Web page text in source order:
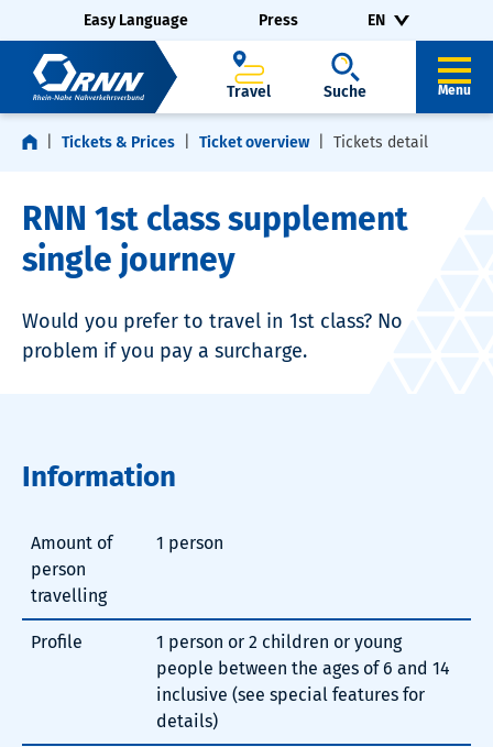
Skip navigation
Skip to footerEasy Language Press EN
Travel Suche Menu
Tickets & Prices Ticket overview Tickets detail
RNN 1st class supplement
single journey
Would you prefer to travel in 1st class? No
problem if you pay a surcharge.
Information
Amount of
person
travelling
1 person
Profile
1 person or 2 children or young
people between the ages of 6 and 14
inclusive (see special features for
details)